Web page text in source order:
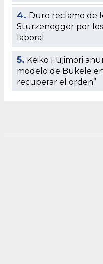
4. Duro reclamo de
Sturzenegger por
laboral
5. Keiko Fujimori
modelo de Bukele
recuperar el orden”